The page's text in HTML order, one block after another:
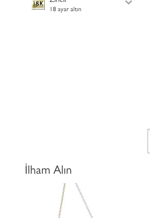
18 ayar altın
İlham Alın